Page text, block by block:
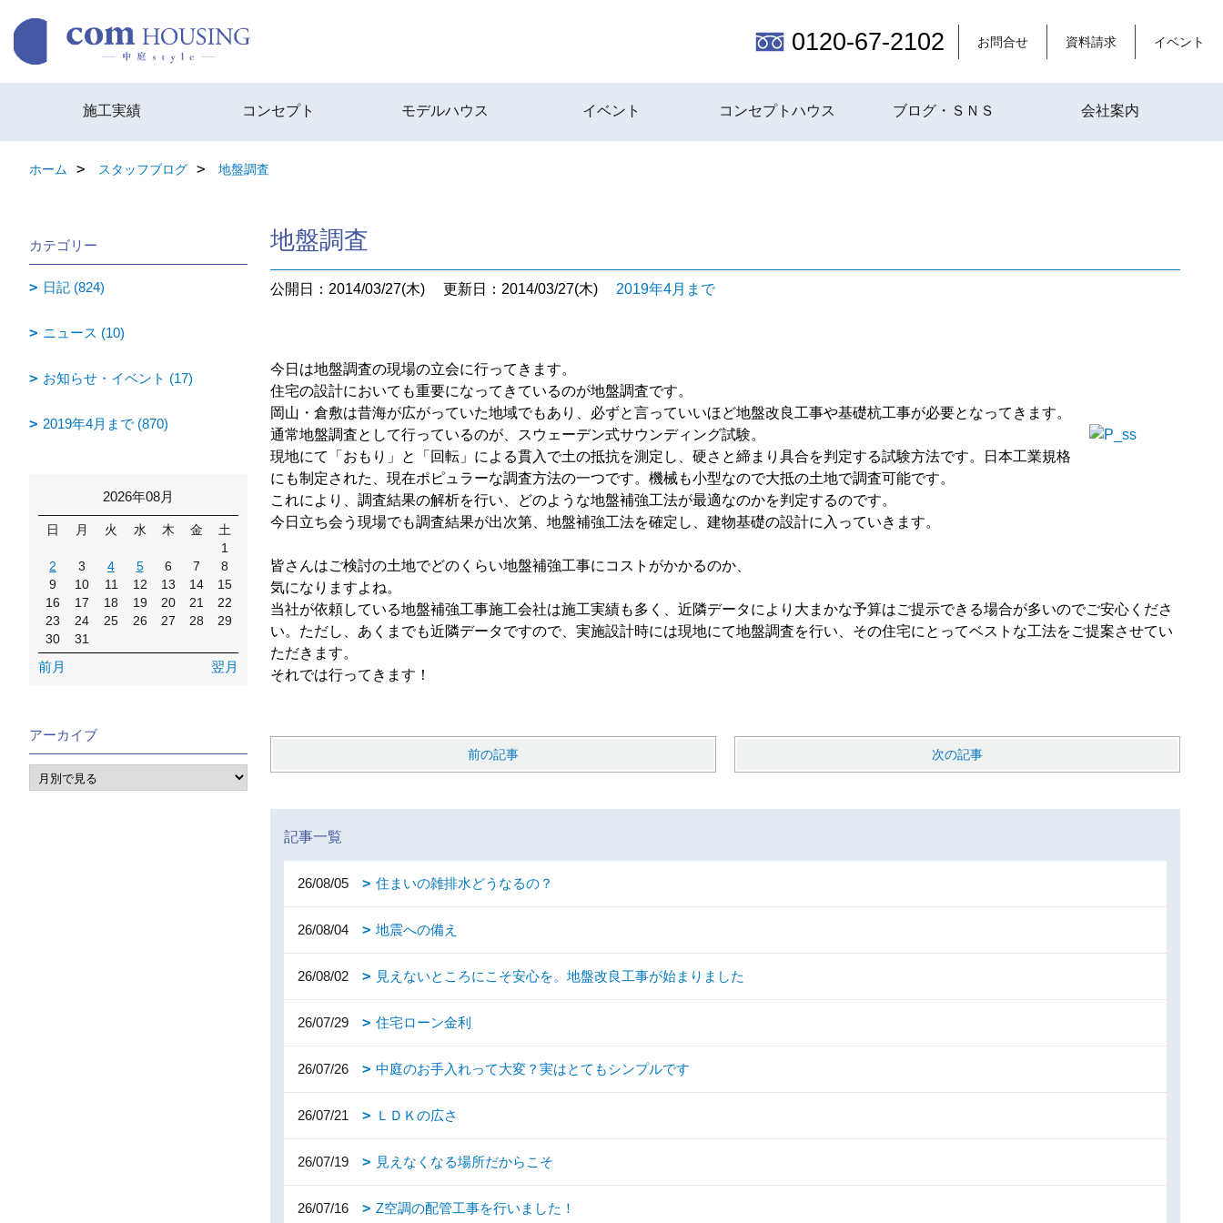
0120-67-2102 お問合せ 資料請求 イベント
施工実績 コンセプト モデルハウス イベント コンセプトハウス ブログ・ＳＮＳ 会社案内
ホーム スタッフブログ 地盤調査
地盤調査
公開日：2014/03/27(木) 更新日：2014/03/27(木) 2019年4月まで
今日は地盤調査の現場の立会に行ってきます。
住宅の設計においても重要になってきているのが地盤調査です。
岡山・倉敷は昔海が広がっていた地域でもあり、必ずと言っていいほど地盤改良工事や基礎杭工事が必要となってきます。
通常地盤調査として行っているのが、スウェーデン式サウンディング試験。
現地にて「おもり」と「回転」による貫入で土の抵抗を測定し、硬さと締まり具合を判定する試験方法です。日本工業規格
にも制定された、現在ポピュラーな調査方法の一つです。機械も小型なので大抵の土地で調査可能です。
これにより、調査結果の解析を行い、どのような地盤補強工法が最適なのかを判定するのです。
今日立ち会う現場でも調査結果が出次第、地盤補強工法を確定し、建物基礎の設計に入っていきます。
皆さんはご検討の土地でどのくらい地盤補強工事にコストがかかるのか、
気になりますよね。
当社が依頼している地盤補強工事施工会社は施工実績も多く、近隣データにより大まかな予算はご提示できる場合が多いのでご安心くださ
い。ただし、あくまでも近隣データですので、実施設計時には現地にて地盤調査を行い、その住宅にとってベストな工法をご提案させてい
ただきます。
それでは行ってきます！
前の記事 次の記事
記事一覧
26/08/05 住まいの雑排水どうなるの？
26/08/04 地震への備え
26/08/02 見えないところにこそ安心を。地盤改良工事が始まりました
26/07/29 住宅ローン金利
26/07/26 中庭のお手入れって大変？実はとてもシンプルです
26/07/21 ＬＤＫの広さ
26/07/19 見えなくなる場所だからこそ
26/07/16 Z空調の配管工事を行いました！
カテゴリー
日記 (824)
ニュース (10)
お知らせ・イベント (17)
2019年4月まで (870)
2026年08月
日 月 火 水 木 金
土
1
2
3 4 5 6 7
8
9
10 11 12 13 14
15
16
17 18 19 20 21
22
23
24 25 26 27 28
29
30
31
前月 翌月
アーカイブ